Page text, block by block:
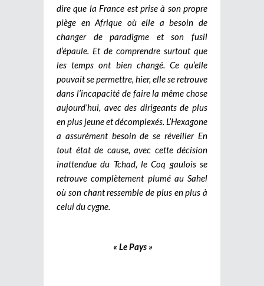
dire que la France est prise à son propre
piège en Afrique où elle a besoin de
changer de paradigme et son fusil
d’épaule. Et de comprendre surtout que
les temps ont bien changé. Ce qu’elle
pouvait se permettre, hier, elle se retrouve
dans l’incapacité de faire la même chose
aujourd’hui, avec des dirigeants de plus
en plus jeune et décomplexés. L’Hexagone
a assurément besoin de se réveiller En
tout état de cause, avec cette décision
inattendue du Tchad, le Coq gaulois se
retrouve complètement plumé au Sahel
où son chant ressemble de plus en plus à
celui du cygne.
« Le Pays »